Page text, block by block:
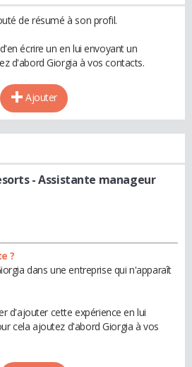
de résumé à son profil.
écrire un en lui envoyant un
d'abord Giorgia à vos contacts.
Ajouter
- Assistante manageur
?
dans une entreprise qui n'apparaît
d'ajouter cette expérience en lui
cela ajoutez d'abord Giorgia à vos